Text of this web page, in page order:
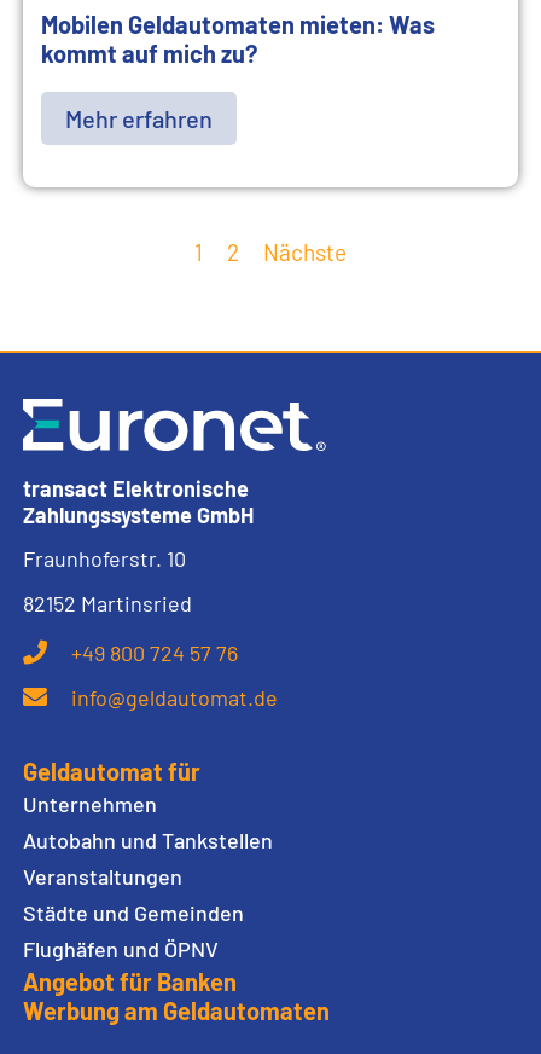
Mobilen Geldautomaten mieten: Was
kommt auf mich zu?
Mehr erfahren
1 2 Nächste
transact Elektronische
Zahlungssysteme GmbH
Fraunhoferstr. 10
82152 Martinsried
+49 800 724 57 76
info@geldautomat.de
Geldautomat für
Unternehmen
Autobahn und Tankstellen
Veranstaltungen
Städte und Gemeinden
Flughäfen und ÖPNV
Angebot für Banken
Werbung am Geldautomaten